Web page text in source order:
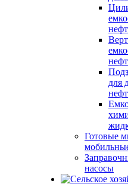
для
Готовые
насосы